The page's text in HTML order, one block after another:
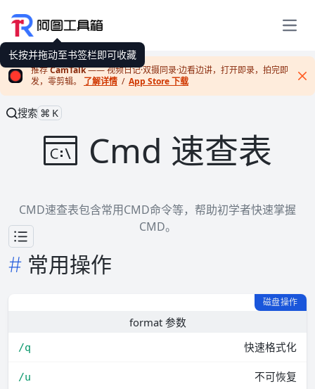
展开
长按并拖动至书签栏即可收藏
推荐CamTalk—— 视频日记·双摄同录·边看边讲，打开即录，拍完即
发，零剪辑。 了解详情 / App Store 下载
搜索 ⌘K
Cmd 速查表
CMD速查表包含常用CMD命令等，帮助初学者快速掌握
CMD。
常用操作
磁盘操作
format 参数
/q 快速格式化
/u 不可恢复